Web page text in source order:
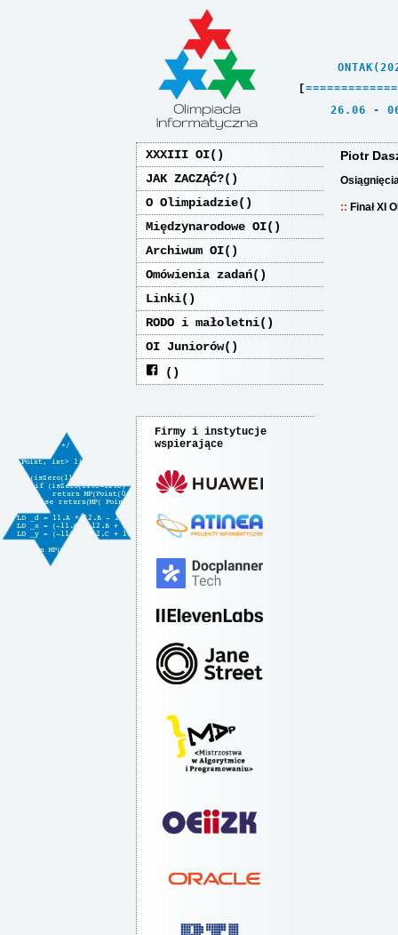
[ =============
26.06
XXXIII OI
JAK ZACZĄĆ?
O Olimpiadzie
Międzynarodowe OI
Archiwum OI
Omówienia zadań
Linki
RODO i małoletni
OI Juniorów
Firmy i instytucje
wspierające
Piotr
Finał XI